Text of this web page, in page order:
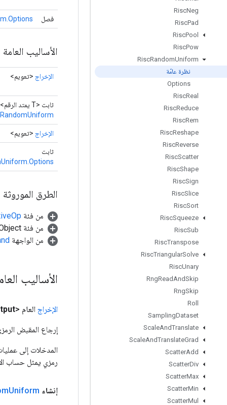
RiscNeg
RiscPad
RiscPool
RiscPow
RiscRandomUniform
نظرة عامّة
Options
RiscReal
RiscReduce
RiscRem
RiscReshape
RiscReverse
RiscScatter
RiscShape
RiscSign
RiscSlice
RiscSort
RiscSqueeze
RiscSub
RiscTranspose
RiscTriangularSolve
RiscUnary
RngReadAndSkip
RngSkip
Roll
SamplingDataset
ScaleAndTranslate
ScaleAndTranslateGrad
ScatterAdd
ScatterDiv
ScatterMax
ScatterMin
ScatterMul
فصل
الأساليب العامة
الإخراج <تعويم>
ثابت <T يمتد الرقم>
الإخراج <تعويم>
ثابت
الطرق الموروثة
من فئة
من فئة java.lang.Object
من الواجهة
الأساليب
الإخراج العام <Float>
إرجاع المقبض
رمزي يمثل حساب
إنشاء Uniform